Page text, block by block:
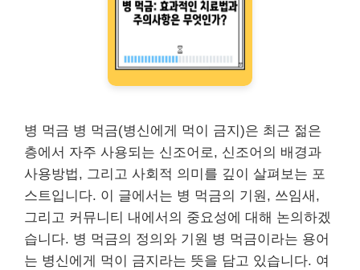
병 먹금 병 먹금(병신에게 먹이 금지)은 최근 젊은
층에서 자주 사용되는 신조어로, 신조어의 배경과
사용방법, 그리고 사회적 의미를 깊이 살펴보는 포
스트입니다. 이 글에서는 병 먹금의 기원, 쓰임새,
그리고 커뮤니티 내에서의 중요성에 대해 논의하겠
습니다. 병 먹금의 정의와 기원 병 먹금이라는 용어
는 병신에게 먹이 금지라는 뜻을 담고 있습니다. 여